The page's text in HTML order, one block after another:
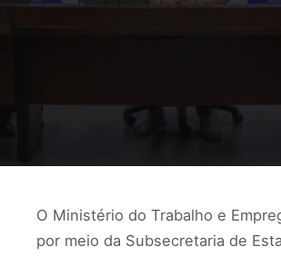
O Ministério do Trabalho e
por meio da Subsecretaria de